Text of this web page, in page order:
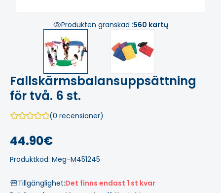
Produkten granskad :560 kartų
Fallskärmsbalansuppsättning
för två. 6 st.
(0 recensioner)
44.90€
Produktkod: Meg-M451245
Tillgänglighet:Det finns endast 1 st kvar